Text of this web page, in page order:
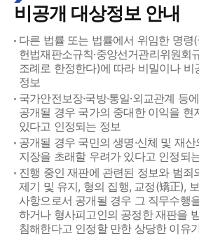
비공개 대상정보 안내
다른 법률 또는 법률에서 위임한 명령(
헌법재판소규칙·중앙선거관리위원회
조례로 한정한다)에 따라 비밀이나 비
정보
국가안전보장·국방·통일·외교관계 등
공개될 경우 국가의 중대한 이익을 현
있다고 인정되는 정보
공개될 경우 국민의 생명·신체 및 재
지장을 초래할 우려가 있다고 인정되
진행 중인 재판에 관련된 정보와 범죄
제기 및 유지, 형의 집행, 교정(矯正),
사항으로서 공개될 경우 그 직무수행
하거나 형사피고인의 공정한 재판을
침해한다고 인정할 만한 상당한 이유